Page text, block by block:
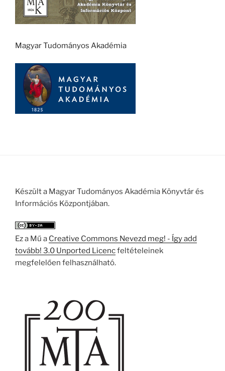
Magyar Tudományos Akadémia
Készült a Magyar Tudományos Akadémia Könyvtár és
Információs Központjában.
Ez a Mű a Creative Commons Nevezd meg! - Így add
tovább! 3.0 Unported Licencfeltételeinek
megfelelően felhasználható.